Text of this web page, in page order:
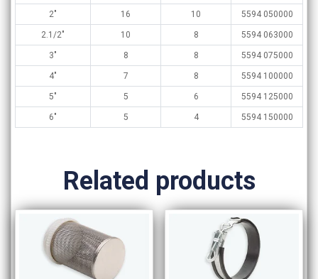
2″ 16 10 5594 050000
2.1/2″ 10 8 5594 063000
3″ 8 8 5594 075000
4″ 7 8 5594 100000
5″ 5 6 5594 125000
6″ 5 4 5594 150000
Related products